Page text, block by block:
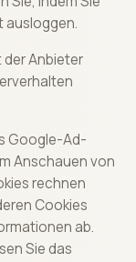
ausloggen.
Anbieter
Google-Ad-
Anschauen von
rechnen
Cookies
ab.
Sie das